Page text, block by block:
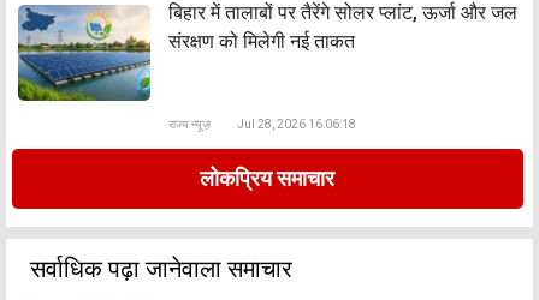
बिहार में तालाबों पर तैरेंगे सोलर प्लांट, ऊर्जा और जल
संरक्षण को मिलेगी नई ताकत
राज्य न्यूज़ Jul 28, 2026 16:06:18
लोकप्रिय समाचार
सर्वाधिक पढ़ा जानेवाला समाचार